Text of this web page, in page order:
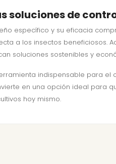
soluciones de
específico y su eficacia
a los insectos beneficiosos.
soluciones sostenibles y
indispensable para
en una opción ideal para
hoy mismo.